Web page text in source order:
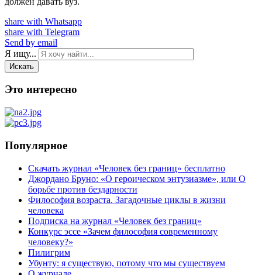
share with Whatsapp
share with Telegram
Send by email
Я ищу...
Искать
Это интересно
Популярное
Скачать журнал «Человек без границ» бесплатно
Джордано Бруно: «О героическом энтузиазме», или О
борьбе против бездарности
Философия возраста. Загадочные циклы в жизни
человека
Подписка на журнал «Человек без границ»
Конкурс эссе «Зачем философия современному
человеку?»
Пилигрим
Убунту: я существую, потому что мы существуем